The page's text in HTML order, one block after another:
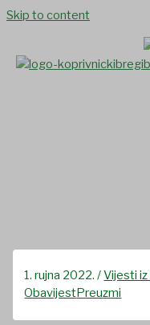
Skip to content
1. rujna 2022./Vijesti
ObavijestPreuzmi